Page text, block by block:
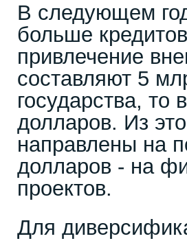
В следующем
больше
привлечение
составляют 5
государства,
долларов. Из
направлены на
долларов - на
проектов.
Для